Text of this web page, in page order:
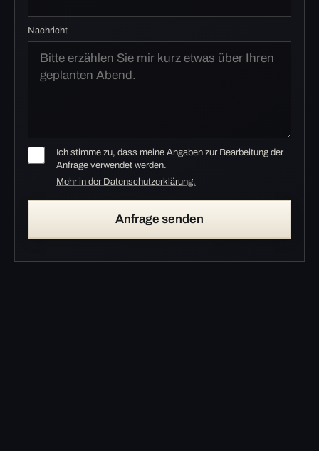
Nachricht
Ich stimme zu, dass meine Angaben zur Bearbeitung der
Anfrage verwendet werden.
Mehr in der Datenschutzerklärung.
Anfrage senden